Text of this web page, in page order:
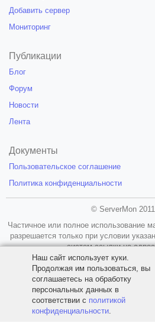
Добавить сервер
Мониторинг
Публикации
Блог
Форум
Новости
Лента
Документы
Пользовательское соглашение
Политика конфиденциальности
© ServerMon
Частичное или полное использование
разрешается только при условии
систем ссылки на
18+
Наш сайт использует куки.
Продолжая им пользоваться, вы
соглашаетесь на обработку
персональных данных в
соответствии с политикой
конфиденциальности